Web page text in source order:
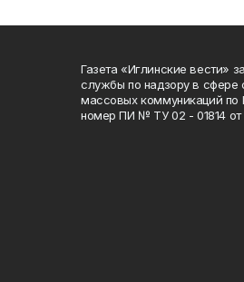
Газета «Иглинские вести»
службы по надзору в сфере
массовых коммуникаций по
номер ПИ № ТУ 02 - 01814 от